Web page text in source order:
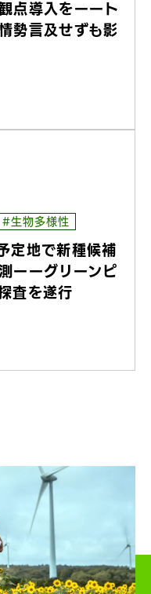
点導入をーート
勢言及せずも影
#生物多様性
定地で新種候補
ーーグリーンピ
査を遂行